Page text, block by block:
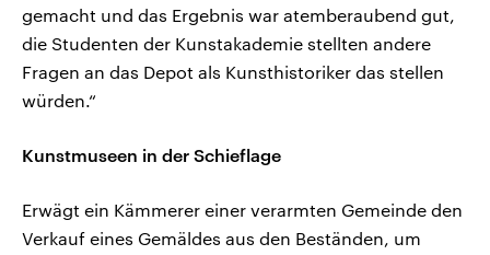
gemacht und das Ergebnis war atemberaubend gut,
die Studenten der Kunstakademie stellten andere
Fragen an das Depot als Kunsthistoriker das stellen
würden.“
Kunstmuseen in der Schieflage
Erwägt ein Kämmerer einer verarmten Gemeinde den
Verkauf eines Gemäldes aus den Beständen, um